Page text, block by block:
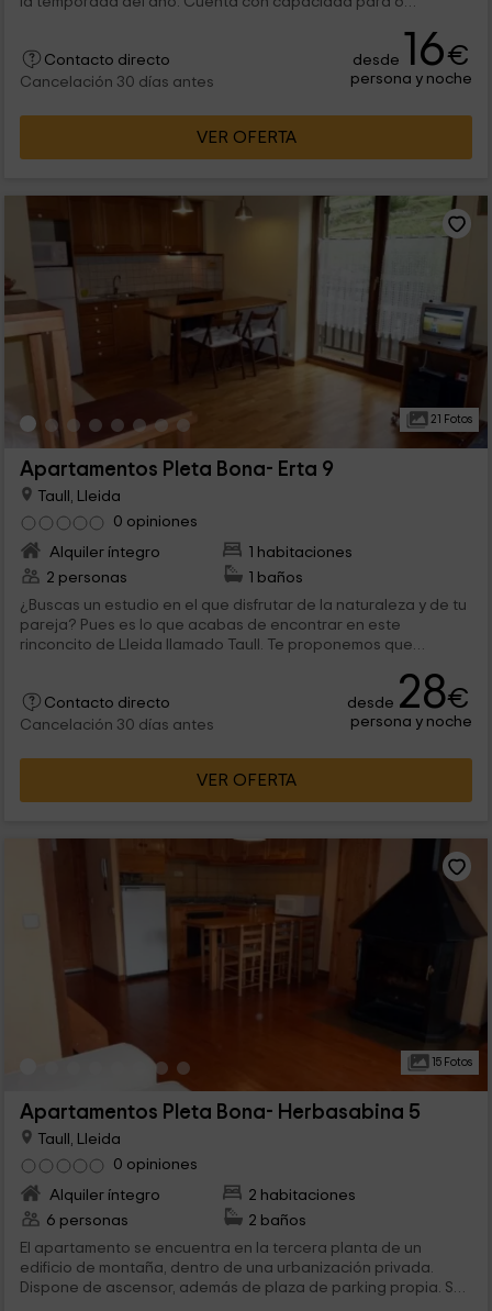
Contacto directo
Cancelación 30 días antes
desde 16€
persona y noche
VER OFERTA
21 Fotos
Apartamentos Pleta Bona- Erta 9
Taull, Lleida
0 opiniones
Alquiler íntegro
1 habitaciones
2 personas
1 baños
¿Buscas un estudio en el que disfrutar de la naturaleza y de tu
pareja? Pues es lo que acabas de encontrar en este
rinconcito de Lleida llamado Taull. Te proponemos que
Contacto directo
Cancelación 30 días antes
desde 28€
persona y noche
VER OFERTA
15 Fotos
Apartamentos Pleta Bona- Herbasabina 5
Taull, Lleida
0 opiniones
Alquiler íntegro
2 habitaciones
6 personas
2 baños
El apartamento se encuentra en la tercera planta de un
edificio de montaña, dentro de una urbanización privada.
Dispone de ascensor, además de plaza de parking propia. Su